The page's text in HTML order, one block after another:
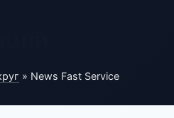
» News Fast Service